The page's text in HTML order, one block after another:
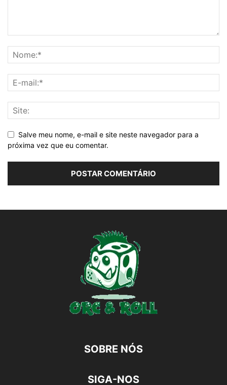
Salve meu nome, e-mail e site neste navegador para a
próxima vez que eu comentar.
SOBRE NÓS
SIGA-NOS